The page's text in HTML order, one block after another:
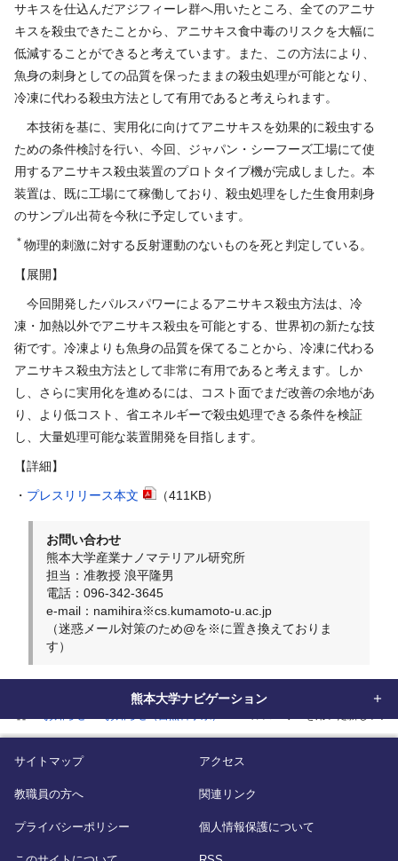
サキスを仕込んだアジフィーレ群へ用いたところ、全てのアニサ
キスを殺虫できたことから、アニサキス食中毒のリスクを大幅に
低減することができると考えています。また、この方法により、
魚身の刺身としての品質を保ったままの殺虫処理が可能となり、
冷凍に代わる殺虫方法として有用であると考えられます。
本技術を基に、実用化に向けてアニサキスを効果的に殺虫する
ための条件検討を行い、今回、ジャパン・シーフーズ工場にて使
用するアニサキス殺虫装置のプロトタイプ機が完成しました。本
装置は、既に工場にて稼働しており、殺虫処理をした生食用刺身
のサンプル出荷を今秋に予定しています。
＊ 物理的刺激に対する反射運動のないものを死と判定している。
【展開】
今回開発したパルスパワーによるアニサキス殺虫方法は、冷
凍・加熱以外でアニサキス殺虫を可能とする、世界初の新たな技
術です。冷凍よりも魚身の品質を保てることから、冷凍に代わる
アニサキス殺虫方法として非常に有用であると考えます。しか
し、さらに実用化を進めるには、コスト面でまだ改善の余地があ
り、より低コスト、省エネルギーで殺虫処理できる条件を検証
し、大量処理可能な装置開発を目指します。
【詳細】
・ プレスリリース本文 （411KB）
お問い合わせ
熊本大学産業ナノマテリアル研究所
担当：准教授 浪平隆男
電話：096-342-3645
e-mail：namihira※cs.kumamoto-u.ac.jp
（迷惑メール対策のため@を※に置き換えておりま
す）
熊本大学ナビゲーション
サイトマップ アクセス
教職員の方へ 関連リンク
プライバシーポリシー 個人情報保護について